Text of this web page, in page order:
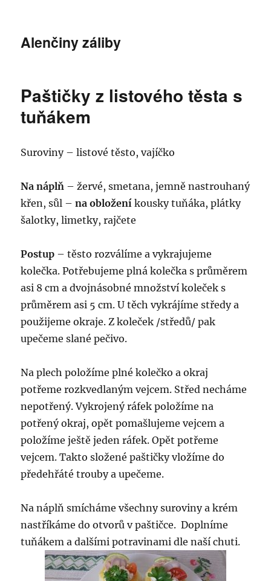
Alenčiny záliby
Paštičky z listového těsta s
tuňákem
Suroviny – listové těsto, vajíčko
Na náplň – žervé, smetana, jemně nastrouhaný
křen, sůl –na obložení kousky tuňáka, plátky
šalotky, limetky, rajčete
Postup – těsto rozválíme a vykrajujeme
kolečka. Potřebujeme plná kolečka s průměrem
asi 8 cm a dvojnásobné množství koleček s
průměrem asi 5 cm. U těch vykrájíme středy a
použijeme okraje. Z koleček /středů/ pak
upečeme slané pečivo.
Na plech položíme plné kolečko a okraj
potřeme rozkvedlaným vejcem. Střed necháme
nepotřený. Vykrojený ráfek položíme na
potřený okraj, opět pomašlujeme vejcem a
položíme ještě jeden ráfek. Opět potřeme
vejcem. Takto složené paštičky vložíme do
předehřáté trouby a upečeme.
Na náplň smícháme všechny suroviny a krém
nastříkáme do otvorů v paštičce. Doplníme
tuňákem a dalšími potravinami dle naší chuti.